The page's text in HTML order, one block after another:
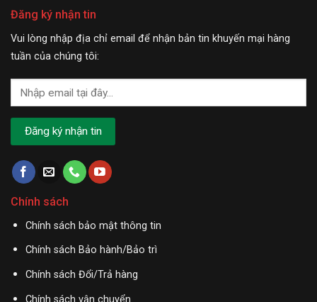
Đăng ký nhận tin
Vui lòng nhập địa chỉ email để nhận bản tin khuyến mại hàng
tuần của chúng tôi:
Chính sách
Chính sách bảo mật thông tin
Chính sách Bảo hành/Bảo trì
Chính sách Đổi/Trả hàng
Chính sách vận chuyển